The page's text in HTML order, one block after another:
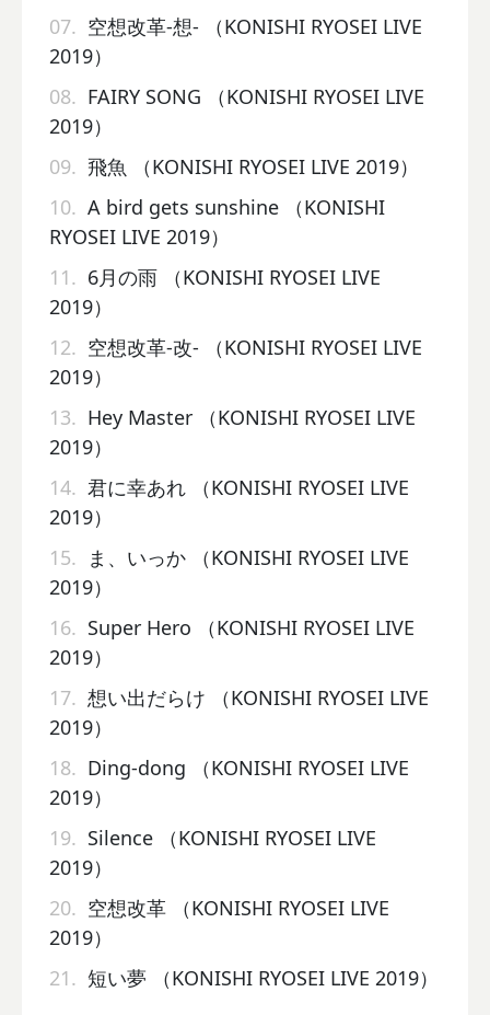
07. 空想改革-想- （KONISHI RYOSEI LIVE
2019）
08. FAIRY SONG （KONISHI RYOSEI LIVE
2019）
09. 飛魚 （KONISHI RYOSEI LIVE 2019）
10. A bird gets sunshine （KONISHI
RYOSEI LIVE 2019）
11. 6月の雨 （KONISHI RYOSEI LIVE
2019）
12. 空想改革-改- （KONISHI RYOSEI LIVE
2019）
13. Hey Master （KONISHI RYOSEI LIVE
2019）
14. 君に幸あれ （KONISHI RYOSEI LIVE
2019）
15. ま、いっか （KONISHI RYOSEI LIVE
2019）
16. Super Hero （KONISHI RYOSEI LIVE
2019）
17. 想い出だらけ （KONISHI RYOSEI LIVE
2019）
18. Ding-dong （KONISHI RYOSEI LIVE
2019）
19. Silence （KONISHI RYOSEI LIVE
2019）
20. 空想改革 （KONISHI RYOSEI LIVE
2019）
21. 短い夢 （KONISHI RYOSEI LIVE 2019）